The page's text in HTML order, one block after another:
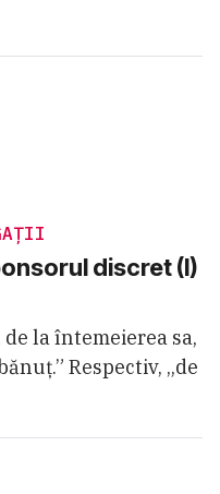
discret (I)
la întemeierea sa,
Respectiv, „de